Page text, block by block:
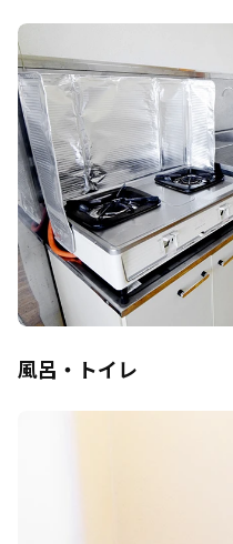
風呂・トイレ